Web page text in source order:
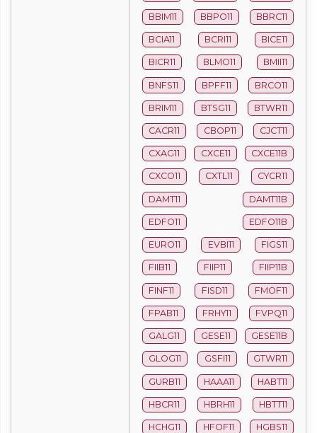
BBIM11 BBPO11 BBRC11
BCIA11 BCRI11 BICE11
BICR11 BLMO11 BMII11
BNFS11 BPFF11 BRCO11
BRIM11 BTSG11 BTWR11
CACR11 CBOP11 CJCT11
CXAG11 CXCE11 CXCE11B
CXCO11 CXTL11 CYCR11
DAMT11 DAMT11B
EDFO11 EDFO11B
EURO11 EVBI11 FIGS11
FIIB11 FIIP11 FIIP11B
FINF11 FISD11 FMOF11
FPAB11 FRHY11 FVPQ11
GALG11 GESE11 GESE11B
GLOG11 GSFI11 GTWR11
GURB11 HAAA11 HABT11
HBCR11 HBRH11 HBTT11
HCHG11 HFOF11 HGBS11